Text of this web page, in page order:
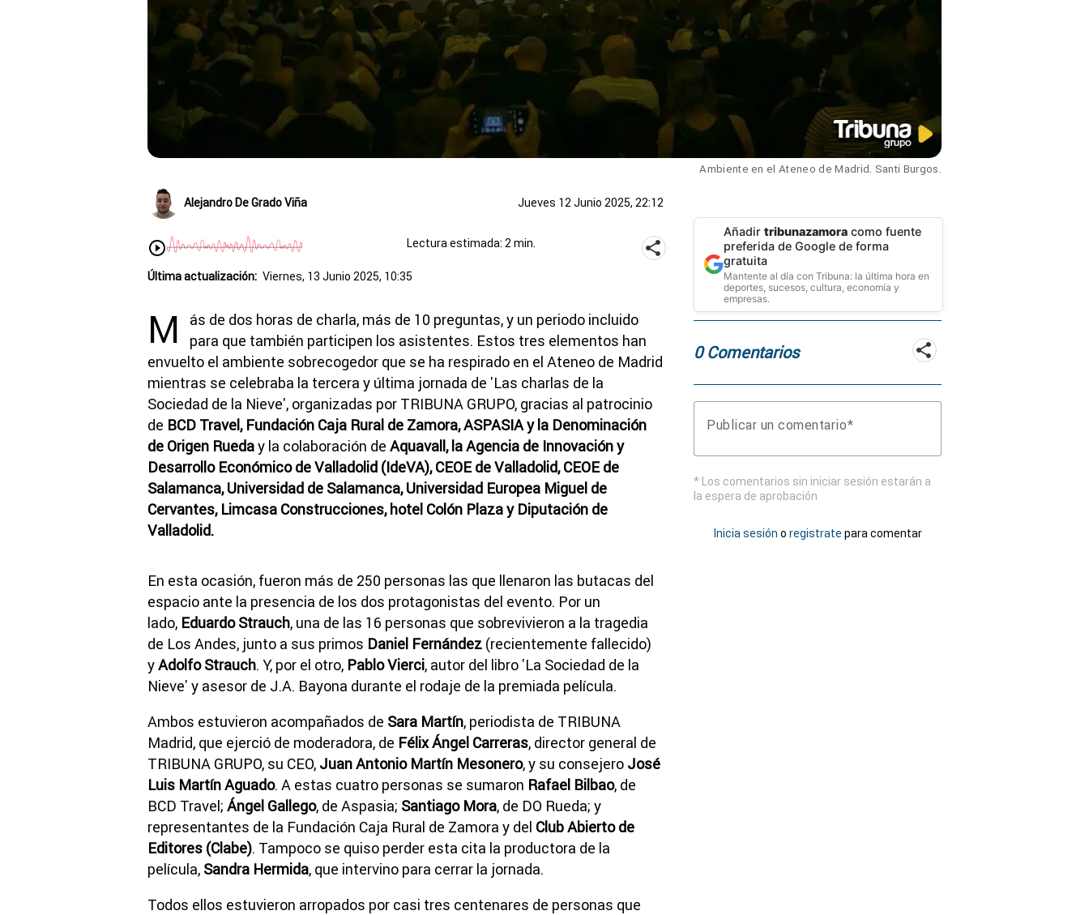
Ambiente en el Ateneo de Madrid. Santi Burgos.
Alejandro De Grado Viña Jueves 12 Junio 2025, 22:12
Lectura estimada: 2 min.
Última actualización: Viernes, 13 Junio 2025, 10:35
M
ás de dos horas de charla, más de 10 preguntas, y un periodo incluido
para que también participen los asistentes. Estos tres elementos han
envuelto el ambiente sobrecogedor que se ha respirado en el Ateneo de Madrid
mientras se celebraba la tercera y última jornada de 'Las charlas de la
Sociedad de la Nieve', organizadas por TRIBUNA GRUPO, gracias al patrocinio
de BCD Travel, Fundación Caja Rural de Zamora, ASPASIA y la Denominación
de Origen Rueday la colaboración de Aquavall, la Agencia de Innovación y
Desarrollo Económico de Valladolid (IdeVA), CEOE de Valladolid, CEOE de
Salamanca, Universidad de Salamanca, Universidad Europea Miguel de
Cervantes, Limcasa Construcciones, hotel Colón Plaza y Diputación de
Valladolid.
En esta ocasión, fueron más de 250 personas las que llenaron las butacas del
espacio ante la presencia de los dos protagonistas del evento. Por un
lado, Eduardo Strauch, una de las 16 personas que sobrevivieron a la tragedia
de Los Andes, junto a sus primos Daniel Fernández (recientemente fallecido)
yAdolfo Strauch. Y, por el otro, Pablo Vierci, autor del libro 'La Sociedad de la
Nieve' y asesor de J.A. Bayona durante el rodaje de la premiada película.
Ambos estuvieron acompañados de Sara Martín, periodista de TRIBUNA
Madrid, que ejerció de moderadora, de Félix Ángel Carreras, director general de
TRIBUNA GRUPO, su CEO, Juan Antonio Martín Mesonero, y su consejero José
Luis Martín Aguado. A estas cuatro personas se sumaron Rafael Bilbao, de
BCD Travel; Ángel Gallego, de Aspasia; Santiago Mora, de DO Rueda; y
representantes de la Fundación Caja Rural de Zamora y del Club Abierto de
Editores (Clabe). Tampoco se quiso perder esta cita la productora de la
película, Sandra Hermida, que intervino para cerrar la jornada.
Todos ellos estuvieron arropados por casi tres centenares de personas que
Añadir tribunazamora como fuente
preferida de Google de forma
gratuita
Mantente al día con Tribuna: la última hora en
deportes, sucesos, cultura, economía y
empresas.
0 Comentarios
Publicar un comentario
* Los comentarios sin iniciar sesión estarán a
la espera de aprobación
Inicia sesión o registrate para comentar